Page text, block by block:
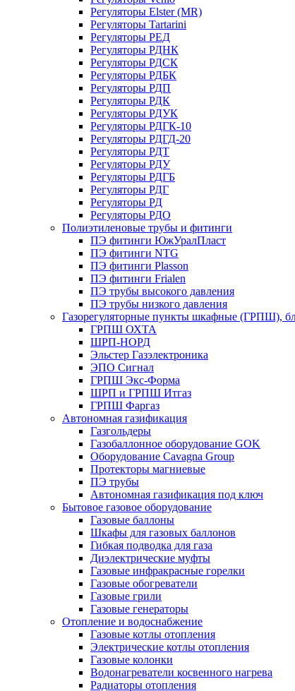
Регуляторы Elster (MR)
Регуляторы Tartarini
Регуляторы РЕД
Регуляторы РДНК
Регуляторы РДСК
Регуляторы РДБК
Регуляторы РДП
Регуляторы РДК
Регуляторы РДУК
Регуляторы РДГК-10
Регуляторы РДГД-20
Регуляторы РДТ
Регуляторы РДУ
Регуляторы РДГБ
Регуляторы РДГ
Регуляторы РД
Регуляторы РДО
Полиэтиленовые трубы и фитинги
ПЭ фитинги ЮжУралПласт
ПЭ фитинги NTG
ПЭ фитинги Plasson
ПЭ фитинги Frialen
ПЭ трубы высокого давления
ПЭ трубы низкого давления
Газорегуляторные пункты шкафные (ГРПШ),
ГРПШ ОХТА
ШРП-НОРД
Эльстер Газэлектроника
ЭПО Сигнал
ГРПШ Экс-Форма
ШРП и ГРПШ Итгаз
ГРПШ Фаргаз
Автономная газификация
Газгольдеры
Газобаллонное оборудование GOK
Оборудование Cavagna Group
Протекторы магниевые
ПЭ трубы
Автономная газификация под ключ
Бытовое газовое оборудование
Газовые баллоны
Шкафы для газовых баллонов
Гибкая подводка для газа
Диэлектрические муфты
Газовые инфракрасные горелки
Газовые обогреватели
Газовые грили
Газовые генераторы
Отопление и водоснабжение
Газовые котлы отопления
Электрические котлы отопления
Газовые колонки
Водонагреватели косвенного нагрева
Радиаторы отопления